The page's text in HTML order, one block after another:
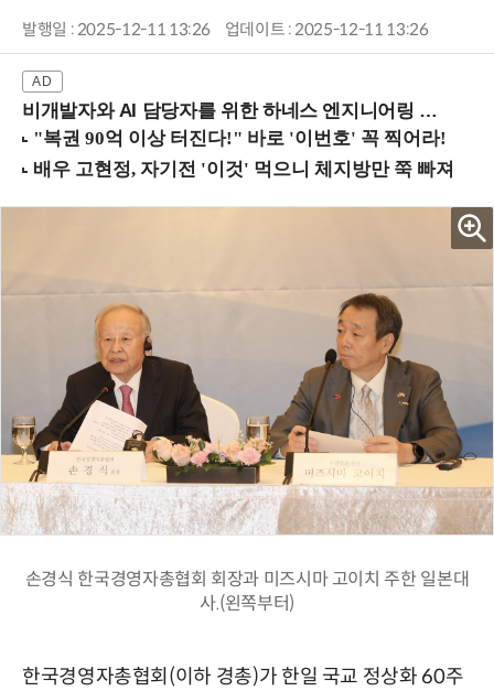
발행일 : 2025-12-11 13:26 업데이트 : 2025-12-11 13:26
비개발자와 AI 담당자를 위한 하네스 엔지니어링 입문과정 (8/20 신논현역)
손경식 한국경영자총협회 회장과 미즈시마 고이치 주한 일본대
사.(왼쪽부터)
한국경영자총협회(이하 경총)가 한일 국교 정상화 60주